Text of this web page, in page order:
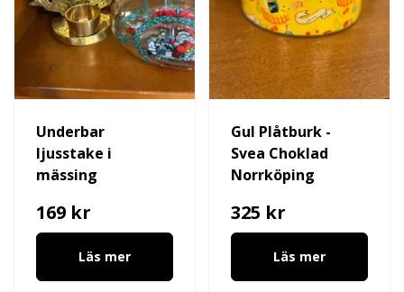
Underbar
ljusstake i
mässing
169 kr
Läs mer
Gul Plåtburk -
Svea Choklad
Norrköping
325 kr
Läs mer